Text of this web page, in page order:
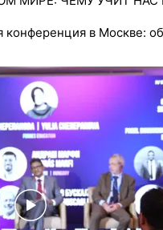
конференция в Москве: